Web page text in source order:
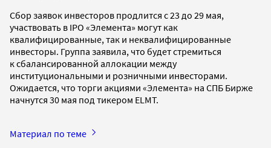
Сбор заявок инвесторов продлится с 23 до 29 мая,
участвовать в IPO «Элемента» могут как
квалифицированные, так и неквалифицированные
инвесторы. Группа заявила, что будет стремиться
к сбалансированной аллокации между
институциональными и розничными инвесторами.
Ожидается, что торги акциями «Элемента» на СПБ Бирже
начнутся 30 мая под тикером ELMT.
Материал по теме